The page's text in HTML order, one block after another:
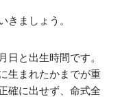
きましょう。
日と出生時間です。
生まれたかまでが重
確に出せず、命式全